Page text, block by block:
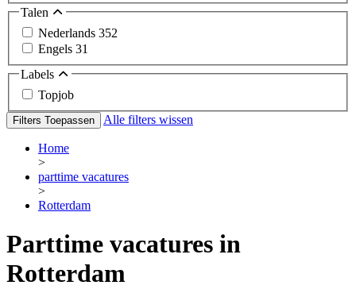
Talen
Nederlands 352
Engels 31
Labels
Topjob
Filters Toepassen Alle filters wissen
Home
>
parttime vacatures
>
Rotterdam
Parttime vacatures in
Rotterdam